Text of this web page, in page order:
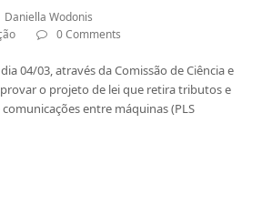
Daniella Wodonis
0 Comments
04/03, através da Comissão de Ciência e
o projeto de lei que retira tributos e
entre máquinas (PLS